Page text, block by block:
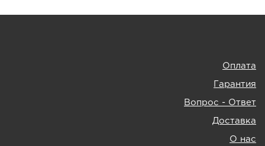
Оплата
Гарантия
Вопрос - Ответ
Доставка
О нас